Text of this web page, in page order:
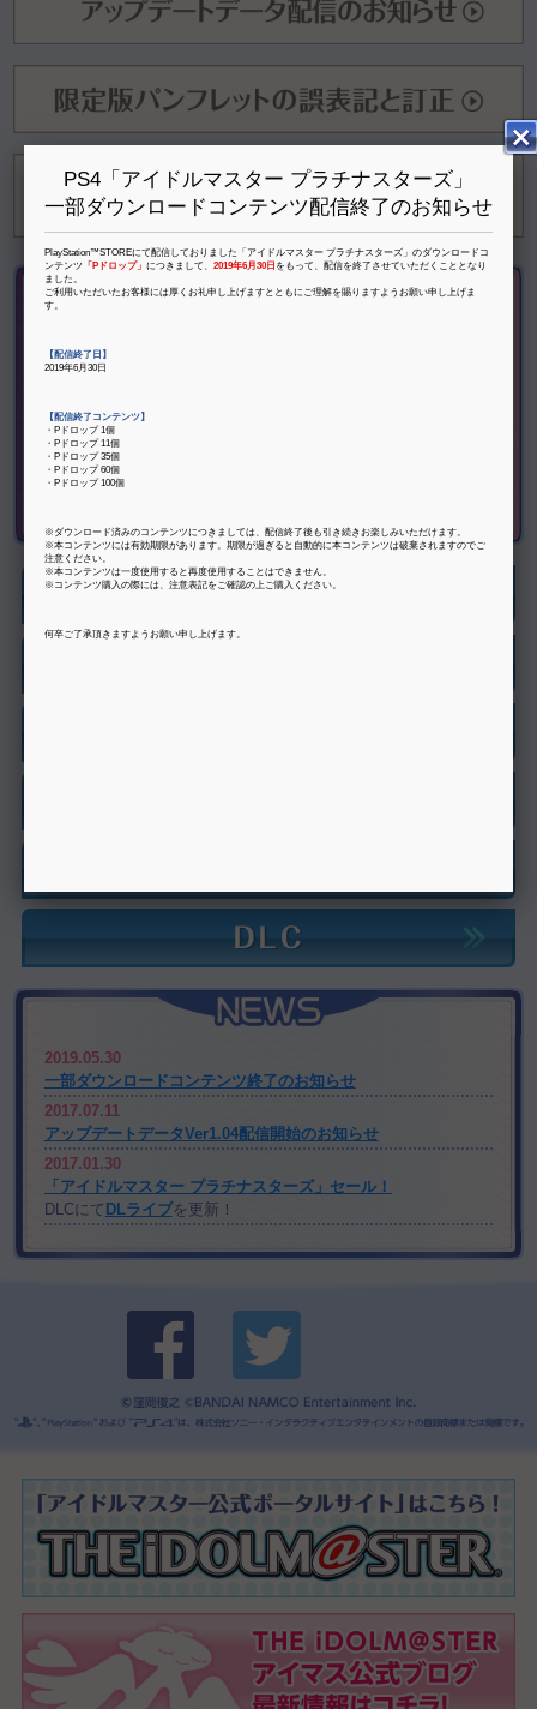
2019.05.30
一部ダウンロードコンテンツ終了のお知らせ
2017.07.11
アップデートデータVer1.04配信開始のお知らせ
2017.01.30
「アイドルマスター プラチナスターズ」セール！
DLCにて DLライブを更新！